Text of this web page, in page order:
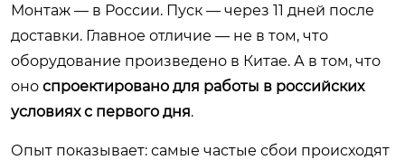
Монтаж — в России. Пуск — через 11 дней после
доставки. Главное отличие — не в том, что
оборудование произведено в Китае. А в том, что
оно спроектировано для работы в российских
условиях с первого дня.
Опыт показывает: самые частые сбои происходят